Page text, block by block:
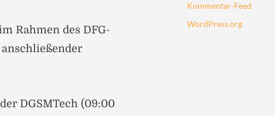
Rahmen des DFG-
DGSMTech (09:00
Kommentar-Feed
WordPress.org